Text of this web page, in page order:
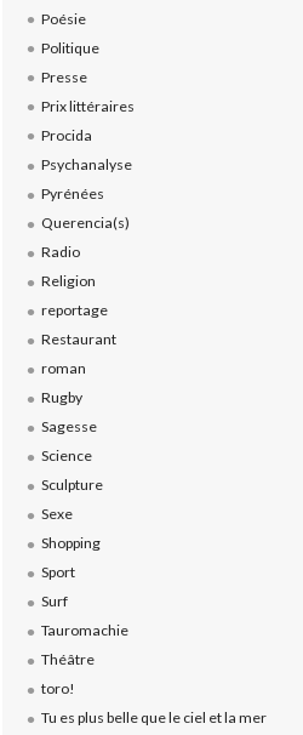
Poésie
Politique
Presse
Prix littéraires
Procida
Psychanalyse
Pyrénées
Querencia(s)
Radio
Religion
reportage
Restaurant
roman
Rugby
Sagesse
Science
Sculpture
Sexe
Shopping
Sport
Surf
Tauromachie
Théâtre
toro!
Tu es plus belle que le ciel et la mer